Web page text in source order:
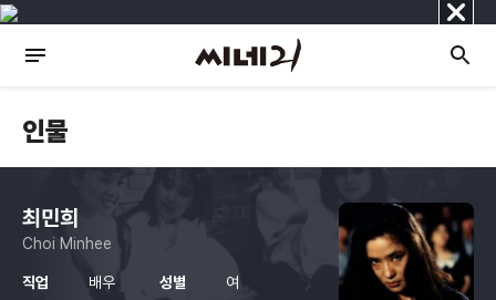
닫
기
인물
최민희
Choi Minhee
직업 배우 성별
여